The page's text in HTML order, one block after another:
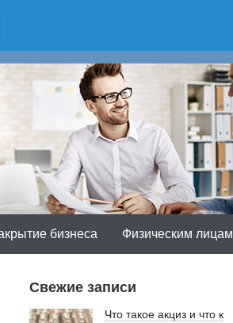
бизнеса Физическим лицам
Свежие записи
Что такое акциз и что к